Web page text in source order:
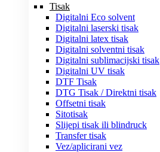
Tisak
Digitalni Eco solvent
Digitalni laserski tisak
Digitalni latex tisak
Digitalni solventni tisak
Digitalni sublimacijski tisak
Digitalni UV tisak
DTF Tisak
DTG Tisak / Direktni tisak
Offsetni tisak
Sitotisak
Slijepi tisak ili blindruck
Transfer tisak
Vez/aplicirani vez